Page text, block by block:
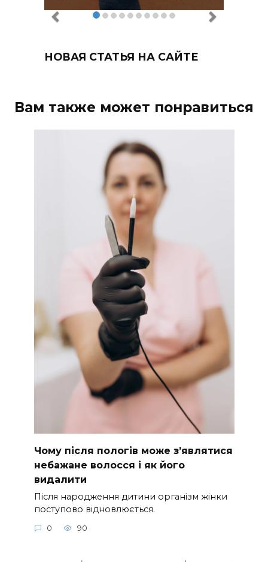
НОВАЯ СТАТЬЯ НА САЙТЕ
Вам также может понравиться
Чому після пологів може з’являтися
небажане волосся і як його
видалити
Після народження дитини організм жінки
поступово відновлюється.
0 90